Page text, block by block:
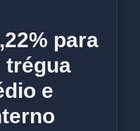
para
trégua
e